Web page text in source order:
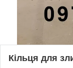
Кільця для